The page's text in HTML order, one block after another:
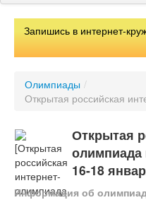
Главная
Олимпиады
Турниры
Конкурсы
Вебинары
Запишись в интернет-
Олимпиады /
Открытая российская
Открытая
олимпиада
16-18
Информация об